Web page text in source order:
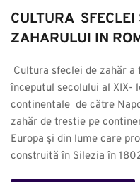
CULTURA
ZAHARULUI IN
începutul secolului al XIX-
continentale  de către
zahăr de trestie pe
Europa şi din lume care
construită în Silezia în